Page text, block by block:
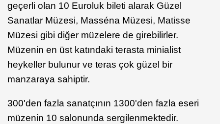
geçerli olan 10 Euroluk bileti alarak Güzel
Sanatlar Müzesi, Masséna Müzesi, Matisse
Müzesi gibi diğer müzelere de girebilirler.
Müzenin en üst katındaki terasta minialist
heykeller bulunur ve teras çok güzel bir
manzaraya sahiptir.
300'den fazla sanatçının 1300'den fazla eseri
müzenin 10 salonunda sergilenmektedir.